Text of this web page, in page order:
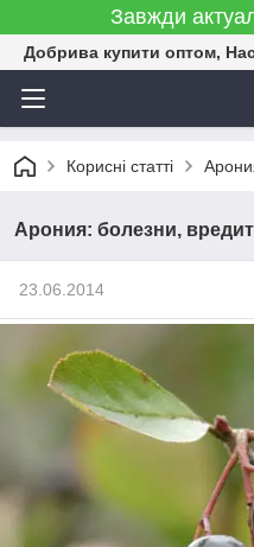
Завжди
Добрива купити оптом,
Корисні статті
Арония: болезни,
23.06.2014